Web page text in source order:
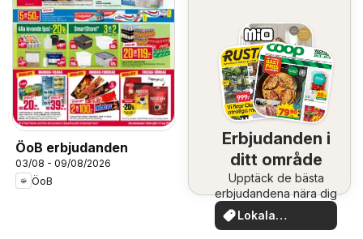
ÖoB erbjudanden
03/08 - 09/08/2026
ÖoB
Erbjudanden i
ditt område
Upptäck de bästa
erbjudandena nära dig
Lokala
erbjudanden